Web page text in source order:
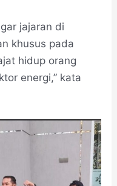
jajaran di
khusus pada
hidup orang
energi,” kata